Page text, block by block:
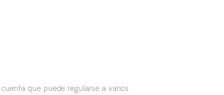
que puede regularse a varios